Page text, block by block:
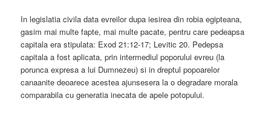
In legislatia civila data evreilor dupa iesirea din robia egipteana,
gasim mai multe fapte, mai multe pacate, pentru care pedeapsa
capitala era stipulata: Exod 21:12-17; Levitic 20. Pedepsa
capitala a fost aplicata, prin intermediul poporului evreu (la
porunca expresa a lui Dumnezeu) si in dreptul popoarelor
canaanite deoarece acestea ajunsesera la o degradare morala
comparabila cu generatia inecata de apele potopului.